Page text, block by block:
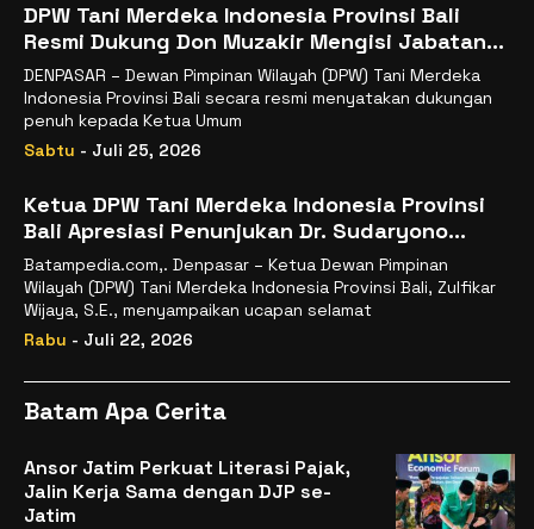
DPW Tani Merdeka Indonesia Provinsi Bali
Resmi Dukung Don Muzakir Mengisi Jabatan
Wakil Menteri Pertanian RI
DENPASAR – Dewan Pimpinan Wilayah (DPW) Tani Merdeka
Indonesia Provinsi Bali secara resmi menyatakan dukungan
penuh kepada Ketua Umum
Sabtu - Juli 25, 2026
Ketua DPW Tani Merdeka Indonesia Provinsi
Bali Apresiasi Penunjukan Dr. Sudaryono
sebagai Kepala Badan Gizi Nasional
Batampedia.com,. Denpasar – Ketua Dewan Pimpinan
Wilayah (DPW) Tani Merdeka Indonesia Provinsi Bali, Zulfikar
Wijaya, S.E., menyampaikan ucapan selamat
Rabu - Juli 22, 2026
Batam Apa Cerita
Ansor Jatim Perkuat Literasi Pajak,
Jalin Kerja Sama dengan DJP se-
Jatim